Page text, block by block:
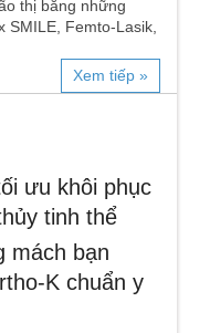
thị bằng những
SMILE, Femto-Lasik,
Xem tiếp »
ưu khôi phục
tinh thể
mách bạn
K chuẩn y